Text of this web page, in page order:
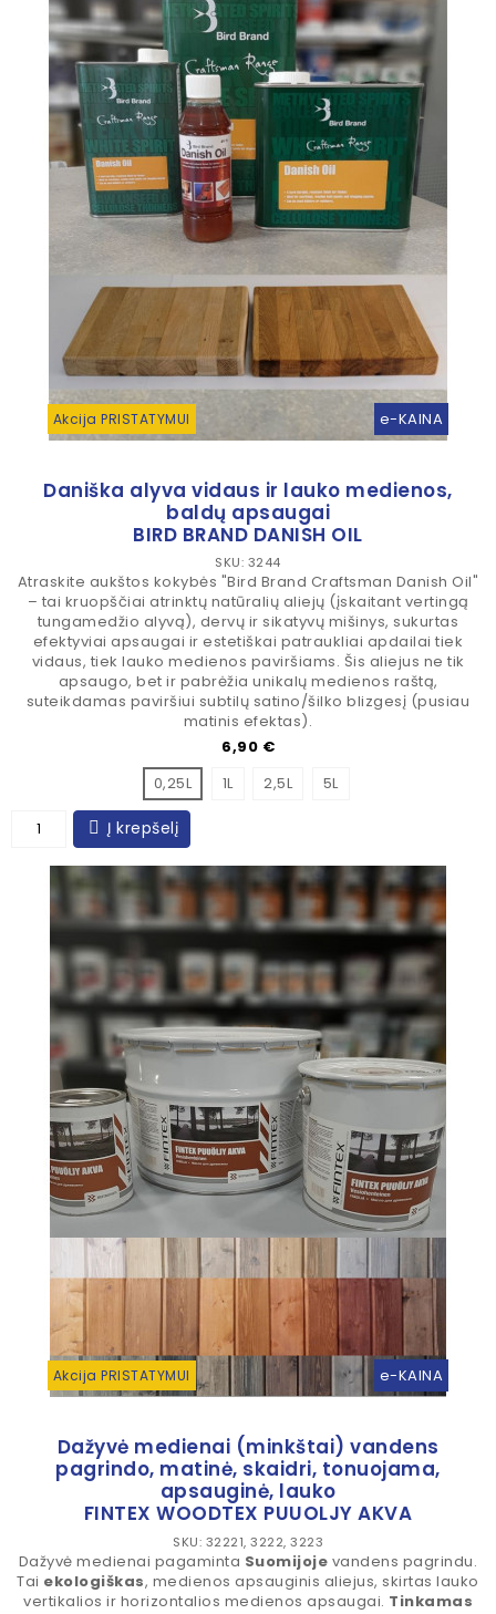
Akcija PRISTATYMUI e-KAINA
Daniška alyva vidaus ir lauko medienos,
baldų apsaugai
BIRD BRAND DANISH OIL
SKU: 3244
Atraskite aukštos kokybės "Bird Brand Craftsman Danish Oil"
– tai kruopščiai atrinktų natūralių aliejų (įskaitant vertingą
tungamedžio alyvą), dervų ir sikatyvų mišinys, sukurtas
efektyviai apsaugai ir estetiškai patraukliai apdailai tiek
vidaus, tiek lauko medienos paviršiams. Šis aliejus ne tik
apsaugo, bet ir pabrėžia unikalų medienos raštą,
suteikdamas paviršiui subtilų satino/šilko blizgesį (pusiau
matinis efektas).
Kaina
6,90 €
0,25L
1L 2,5L 5L
Į krepšelį
Akcija PRISTATYMUI e-KAINA
Dažyvė medienai (minkštai) vandens
pagrindo, matinė, skaidri, tonuojama,
apsauginė, lauko
FINTEX WOODTEX PUUOLJY AKVA
SKU: 32221, 3222, 3223
Dažyvė medienai pagaminta Suomijoje vandens pagrindu.
Tai ekologiškas, medienos apsauginis aliejus, skirtas lauko
vertikalios ir horizontalios medienos apsaugai. Tinkamas